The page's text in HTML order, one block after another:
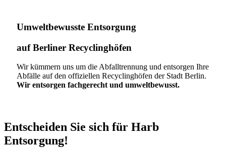
Umweltbewusste Entsorgung
auf Berliner Recyclinghöfen​
Wir kümmern uns um die Abfalltrennung und entsorgen Ihre
Abfälle auf den offiziellen Recyclinghöfen der Stadt Berlin.
Wir entsorgen fachgerecht und umweltbewusst.
Entscheiden Sie sich für Harb
Entsorgung!​